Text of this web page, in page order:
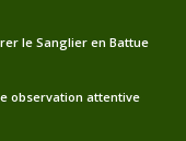
le Sanglier en Battue
observation attentive